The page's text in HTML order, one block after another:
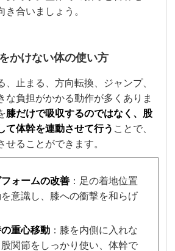
き合いましょう。
かけない体の使い方
、止まる、方向転換、ジャンプ、
な負担がかかる動作が多くありま
膝だけで吸収するのではなく、股
て体幹を連動させて行う ことで、
せることができます。
ォームの改善 ：足の着地位置
意識し、膝への衝撃を和らげ
重心移動 ：膝を内側に入れな
関節をしっかり使い、体幹で